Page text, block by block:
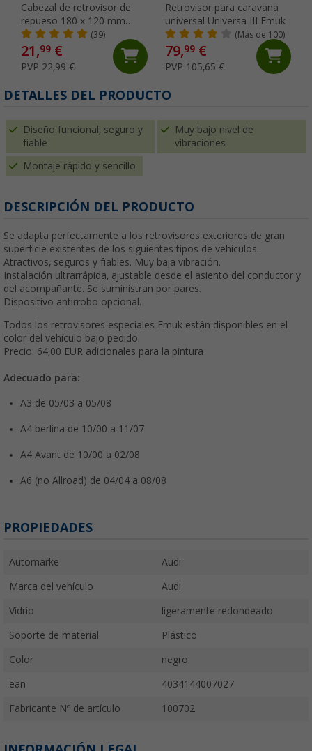
Cabezal de retrovisor de
repueso 180 x 120 mm
Emuk
(39)
21,99 €
PVP 22,99 €
Retrovisor para caravana
universal Universa III Emuk
(Más de 100)
79,99€
PVP 105,65 €
DETALLES DEL PRODUCTO
Diseño funcional, seguro y
fiable
Muy bajo nivel de
vibraciones
Montaje rápido y sencillo
DESCRIPCIÓN DEL PRODUCTO
Se adapta perfectamente a los retrovisores exteriores de gran
superficie existentes de los siguientes tipos de vehículos.
Atractivos, seguros y fiables. Muy baja vibración.
Instalación ultrarrápida, ajustable desde el asiento del conductor y
del acompañante. Se suministran por pares.
Dispositivo antirrobo opcional.
Todos los retrovisores especiales Emuk están disponibles en el
color del vehículo bajo pedido.
Precio: 64,00 EUR adicionales para la pintura
Adecuado para:
A3 de 05/03 a 05/08
A4 berlina de 10/00 a 11/07
A4 Avant de 10/00 a 02/08
A6 (no Allroad) de 04/04 a 08/08
PROPIEDADES
Automarke Audi
Marca del vehículo Audi
Vidrio ligeramente redondeado
Soporte de material Plástico
Color negro
ean 4034144007027
Fabricante Nº de artículo 100702